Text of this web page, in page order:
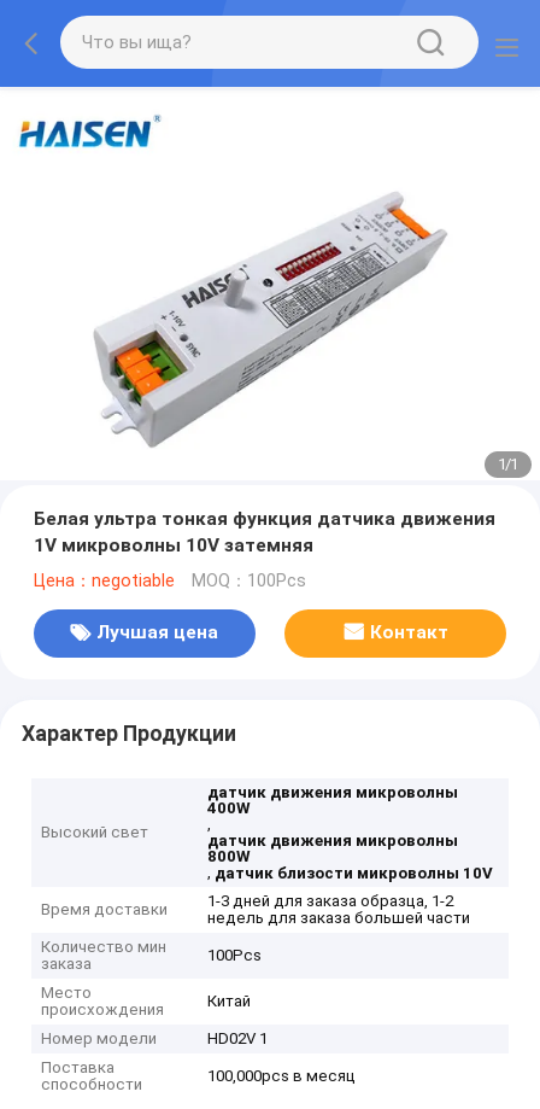
1/1
Белая ультра тонкая функция датчика движения
1V микроволны 10V затемняя
Цена：negotiable MOQ：100Pcs
Лучшая цена Контакт
Характер Продукции
Высокий свет
датчик движения микроволны
400W
,
датчик движения микроволны
800W
, датчик близости микроволны 10V
Время доставки
1-3 дней для заказа образца, 1-2
недель для заказа большей части
Количество мин
заказа
100Pcs
Место
происхождения
Китай
Номер модели
HD02V 1
Поставка
способности
100,000pcs в месяц